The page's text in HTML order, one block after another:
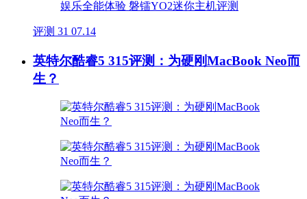
评测 31 07.14
英特尔酷睿5 315评测：为硬刚MacBook Neo而
生？